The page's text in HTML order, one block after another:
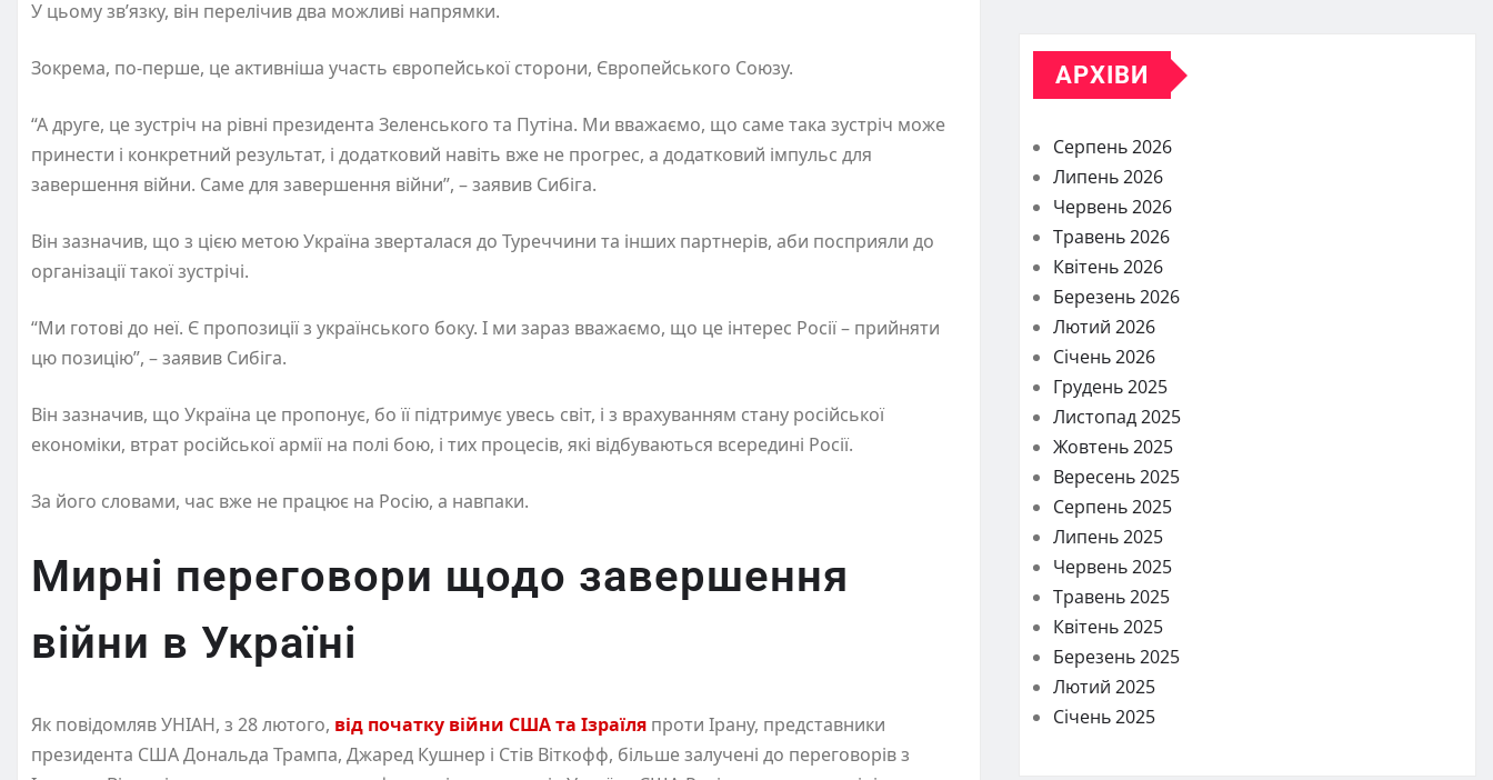
У цьому зв’язку, він перелічив два можливі напрямки.
Зокрема, по-перше, це активніша участь європейської сторони, Європейського Союзу.
“А друге, це зустріч на рівні президента Зеленського та Путіна. Ми вважаємо, що саме така зустріч може
принести і конкретний результат, і додатковий навіть вже не прогрес, а додатковий імпульс для
завершення війни. Саме для завершення війни”, – заявив Сибіга.
Він зазначив, що з цією метою Україна зверталася до Туреччини та інших партнерів, аби посприяли до
організації такої зустрічі.
“Ми готові до неї. Є пропозиції з українського боку. І ми зараз вважаємо, що це інтерес Росії – прийняти
цю позицію”, – заявив Сибіга.
Він зазначив, що Україна це пропонує, бо її підтримує увесь світ, і з врахуванням стану російської
економіки, втрат російської армії на полі бою, і тих процесів, які відбуваються всередині Росії.
За його словами, час вже не працює на Росію, а навпаки.
Мирні переговори щодо завершення
війни в Україні
Як повідомляв УНІАН, з 28 лютого, від початку війни США та Ізраїля проти Ірану, представники
президента США Дональда Трампа, Джаред Кушнер і Стів Віткофф, більше залучені до переговорів з
АРХІВИ
Серпень 2026
Липень 2026
Червень 2026
Травень 2026
Квітень 2026
Березень 2026
Лютий 2026
Січень 2026
Грудень 2025
Листопад 2025
Жовтень 2025
Вересень 2025
Серпень 2025
Липень 2025
Червень 2025
Травень 2025
Квітень 2025
Березень 2025
Лютий 2025
Січень 2025